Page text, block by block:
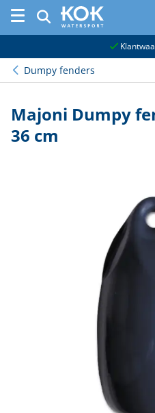
Dumpy fenders
Majoni Dumpy
36 cm